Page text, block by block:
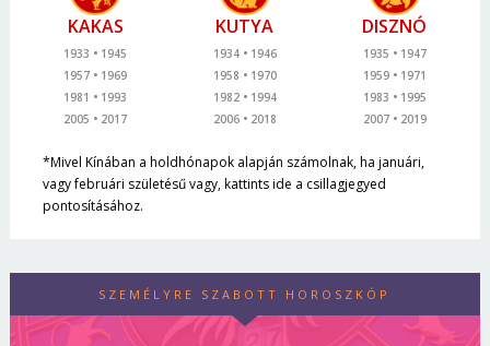
KAKAS
1933
1945
1957
1969
1981
1993
2005
2017
KUTYA
1934
1946
1958
1970
1982
1994
2006
2018
DISZNÓ
1935
1947
1959
1971
1983
1995
2007
2019
*Mivel Kínában a holdhónapok alapján számolnak, ha januári,
vagy februári születésű vagy, kattints ide a csillagjegyed
pontosításához.
SZEMÉLYRE SZABOTT HOROSZKÓP